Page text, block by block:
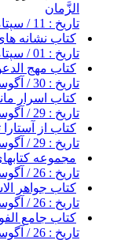
الزَّمان
تاریخ : 11 / سپتامبر / 2018
کتاب نشانه
تاریخ : 01 / سپتامبر / 2018
کتاب مهج
تاریخ : 30 / آگوست / 2018
کتاب اسرار
تاریخ : 29 / آگوست / 2018
کتاب از آستارا
تاریخ : 29 / آگوست / 2018
مجموعه
تاریخ : 26 / آگوست / 2018
کتاب جواهر
تاریخ : 26 / آگوست / 2018
کتاب جامع
تاریخ : 26 / آگوست / 2018